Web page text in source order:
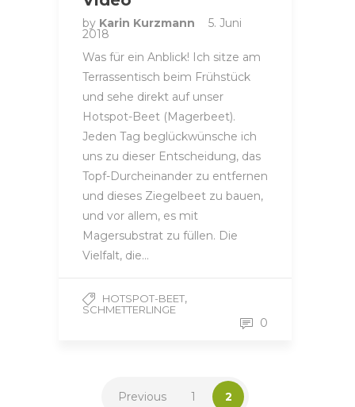
by Karin Kurzmann 5. Juni
2018
Was für ein Anblick! Ich sitze am
Terrassentisch beim Frühstück
und sehe direkt auf unser
Hotspot-Beet (Magerbeet).
Jeden Tag beglückwünsche ich
uns zu dieser Entscheidung, das
Topf-Durcheinander zu entfernen
und dieses Ziegelbeet zu bauen,
und vor allem, es mit
Magersubstrat zu füllen. Die
Vielfalt, die…
HOTSPOT-BEET,
SCHMETTERLINGE
0
Previous 1 2